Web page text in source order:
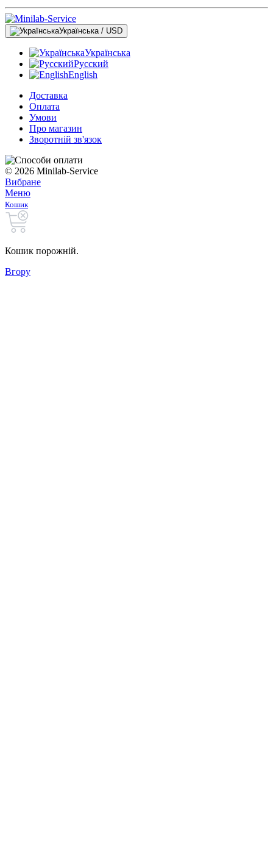
Українська / USD
Українська
Русский
English
Доставка
Оплата
Умови
Про магазин
Зворотній зв'язок
© 2026 Minilab-Service
Вибране
Меню
Кошик
Кошик порожній.
Вгору